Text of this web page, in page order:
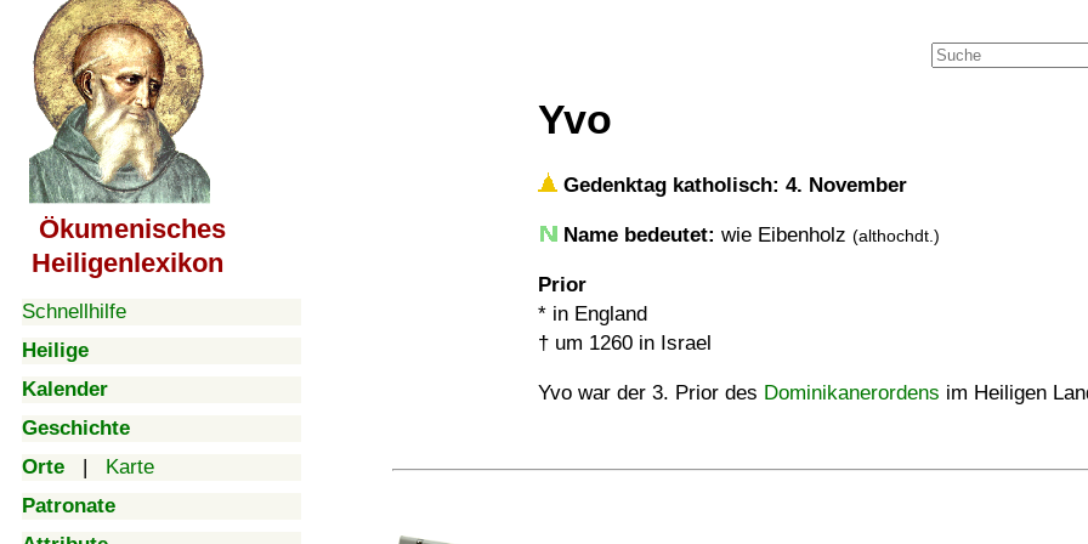
Ökumenisches
Heiligenlexikon
Schnellhilfe
Heilige
Kalender
Geschichte
Orte | Karte
Patronate
Yvo
Gedenktag katholisch: 4. November
Name bedeutet: wie Eibenholz (althochdt.)
Prior
* in England
† um 1260 in Israel
Yvo war der 3. Prior des Dominikanerordens im Heiligen